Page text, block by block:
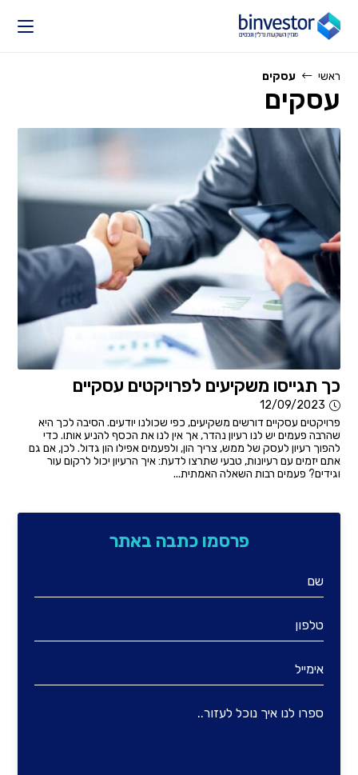
content
ראשי עסקים
עסקים
כך תגייסו משקיעים לפרויקטים עסקיים
12/09/2023
פרויקטים עסקיים דורשים משקיעים, כפי שכולנו יודעים. הסיבה לכך היא
שהרבה פעמים יש לנו רעיון נהדר, אך אין לנו את הכסף להניע אותו. כדי
להפוך רעיון לעסק של ממש, צריך הון, ולפעמים אפילו הון גדול. לכן, אם גם
אתם יזמים עם רעיונות, טבעי שתרצו לדעת: איך הרעיון יכול לרקום עור
וגידים? פעמים רבות השאלה האמתית...
פרסמו כתבה באתר